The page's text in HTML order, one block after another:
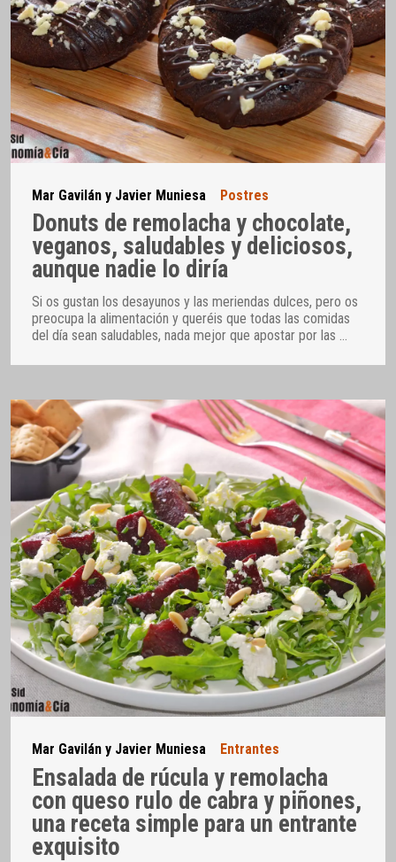
Mar Gavilán y Javier Muniesa Postres
Donuts de remolacha y chocolate,
veganos, saludables y deliciosos,
aunque nadie lo diría
Si os gustan los desayunos y las meriendas dulces, pero os
preocupa la alimentación y queréis que todas las comidas
del día sean saludables, nada mejor que apostar por las …
Mar Gavilán y Javier Muniesa Entrantes
Ensalada de rúcula y remolacha
con queso rulo de cabra y piñones,
una receta simple para un entrante
exquisito